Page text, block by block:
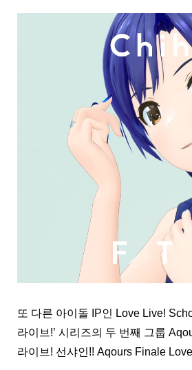
또 다른 아이돌 IP인 Love Live!
라이브!’ 시리즈의 두 번째 그룹
라이브! 선샤인!! Aqours Finale